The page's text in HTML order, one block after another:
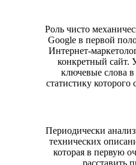
Роль чисто
Google в первой
Интернет-
конкретный сайт.
ключевые слова в
статистику
Периодически
технических
которая в первую
расставить